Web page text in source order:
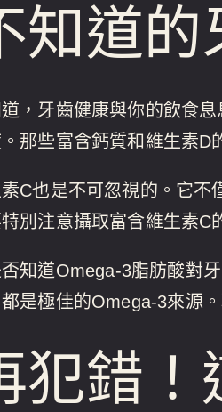
知道的
，牙齒健康與你的飲食
那些富含鈣質和維生素D
C也是不可忽視的。它
特別注意攝取富含維生素
知道Omega-3脂肪酸對
是極佳的Omega-3來源
犯錯